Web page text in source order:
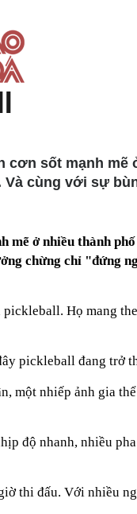
sốt mạnh
cùng với sự
ở nhiều thành
chừng chỉ "đứng
Họ mang
pickleball đang trở
một nhiếp ảnh gia
độ nhanh, nhiều
thi đấu. Với nhiều